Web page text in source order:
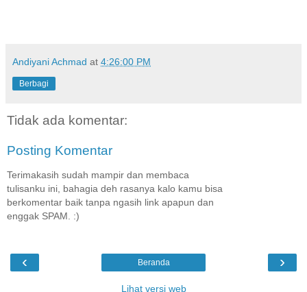
Andiyani Achmad at 4:26:00 PM
Berbagi
Tidak ada komentar:
Posting Komentar
Terimakasih sudah mampir dan membaca
tulisanku ini, bahagia deh rasanya kalo kamu bisa
berkomentar baik tanpa ngasih link apapun dan
enggak SPAM. :)
‹ ›
Beranda
Lihat versi web